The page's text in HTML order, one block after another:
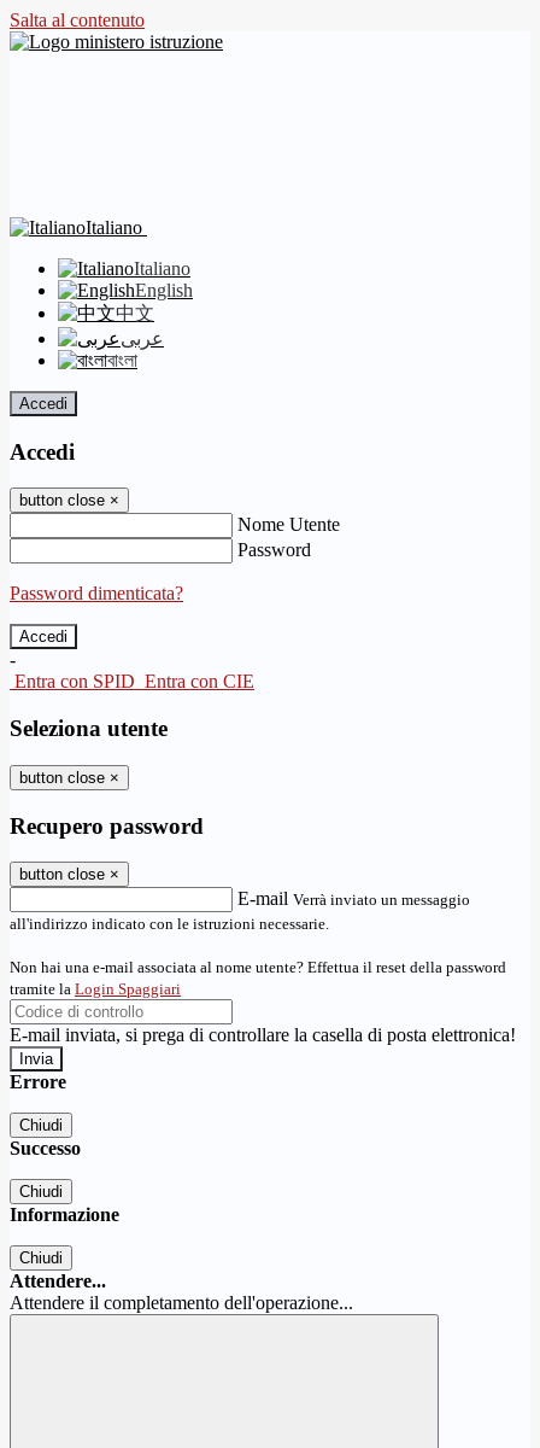
Salta al contenuto
Italiano
Italiano
English
中文
عربى
বাংলা
Accedi
Accedi
button close ×
Nome Utente
Password
Password dimenticata?
-
Entra con SPID Entra con CIE
Seleziona utente
button close ×
Recupero password
button close ×
E-mail Verrà inviato un messaggio
all'indirizzo indicato con le istruzioni necessarie.
Non hai una e-mail associata al nome utente? Effettua il reset della password
tramite la Login Spaggiari
E-mail inviata, si prega di controllare la casella di posta elettronica!
Errore
Chiudi
Successo
Chiudi
Informazione
Chiudi
Attendere...
Attendere il completamento dell'operazione...